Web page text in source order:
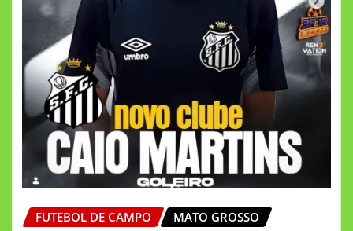
FUTEBOL DE CAMPO MATO GROSSO